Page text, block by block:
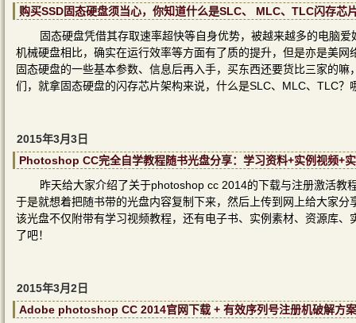
购买SSD固态硬盘须当心，你知道什么是SLC、 MLC、TLC闪存芯
固态硬盘凭借其存取速率超快等自身优势，被越来越多的电脑
机械硬盘相比，确实在运行效率等方面有了质的提升，但是亦是美
固态硬盘的一些基本参数、信息后再入手，买东西还要货比三家的
们，就拿固态硬盘的闪存芯片架构来说，什么是SLC、MLC、TLC
2015年3月3日
Photoshop CC完全自学教程随书光盘分享：学习资料+实例视频+
昨天给大家介绍了关于photoshop cc 2014的下载与注册激活
于是就想着把随书带的光盘内容复制下来，然后上传到网上给大家
该光盘不仅附带有学习视频教程，还有电子书、实例素材、资源库
了吧！
2015年3月2日
Adobe photoshop CC 2014官网下载 + 有效序列号注册机破解方案